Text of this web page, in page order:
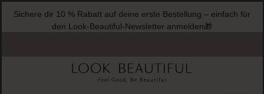
springen
Sichere dir 10 % Rabatt auf deine erste Bestellung – einfach für
den Look-Beautiful-Newsletter anmelden🎁